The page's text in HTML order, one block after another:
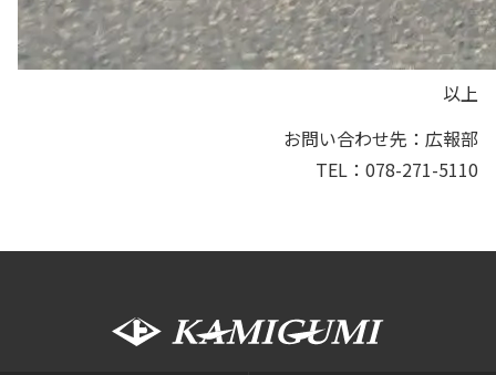
以上
お問い合わせ先：広報部
TEL： 078-271-5110